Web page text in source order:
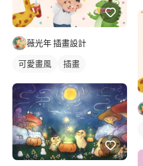
薇光年 插畫設計
可愛畫風 插畫